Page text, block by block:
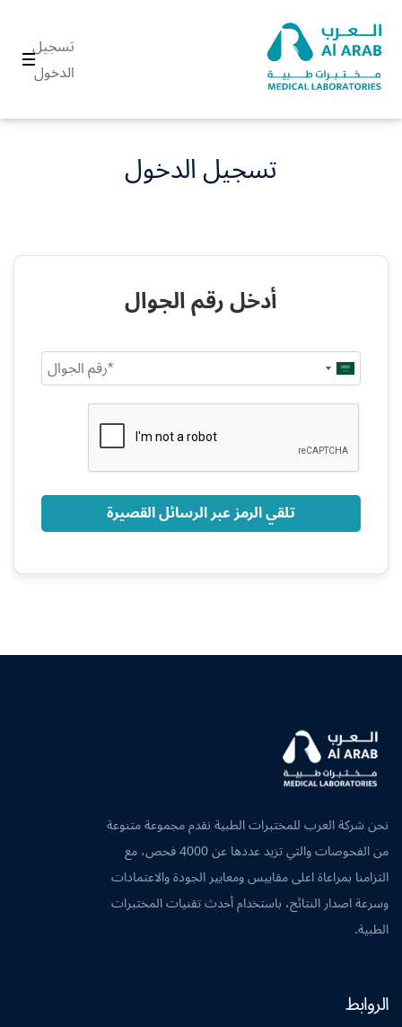
تسجيل
الدخول
تسجيل الدخول
أدخل رقم الجوال
Saudi
Arabia
تلقي الرمز عبر الرسائل القصيرة
نحن شركة العرب للمختبرات الطبية نقدم مجموعة متنوعة
من الفحوصات والتي تزيد عددها عن 4000 فحص، مع
التزامنا بمراعاة اعلى مقاييس ومعايير الجودة والاعتمادات
وسرعة اصدار النتائج، باستخدام أحدث تقنيات المختبرات
الطبية.
الروابط